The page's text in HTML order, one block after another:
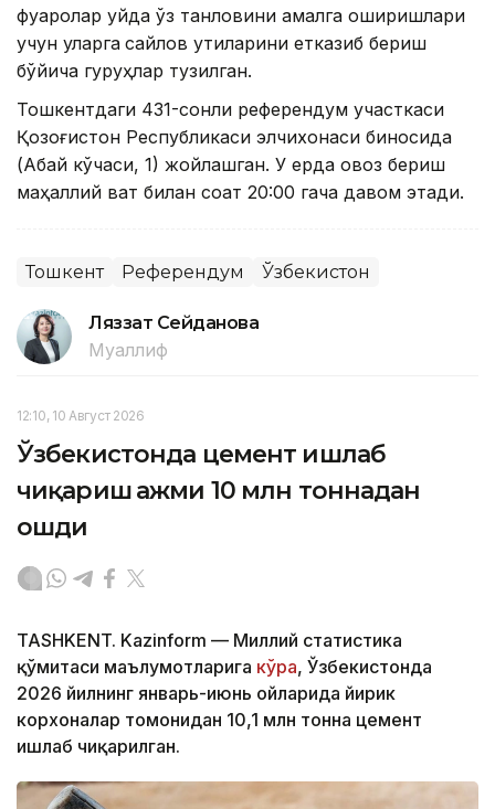
фуқаролар уйда ўз танловини амалга оширишлари
учун уларга сайлов қутиларини етказиб бериш
бўйича гуруҳлар тузилган.
Тошкентдаги 431-сонли референдум участкаси
Қозоғистон Республикаси элчихонаси биносида
(Абай кўчаси, 1) жойлашган. У ерда овоз бериш
маҳаллий вақт билан соат 20:00 гача давом этади.
Тошкент Референдум Ўзбекистон
Ляззат Сейданова
Муаллиф
12:10, 10 Август 2026
Ўзбекистонда цемент ишлаб
чиқариш ҳажми 10 млн тоннадан
ошди
TASHKENT. Kazinform — Миллий статистика
қўмитаси маълумотларига кўра, Ўзбекистонда
2026 йилнинг январь-июнь ойларида йирик
корхоналар томонидан 10,1 млн тонна цемент
ишлаб чиқарилган.